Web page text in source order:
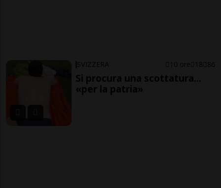
SVIZZERA 10 ore 18 86
Si procura una scottatura...
«per la patria»